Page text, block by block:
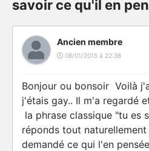
savoir ce qu'il en
Ancien membre
08/01/2015 à 22:38
Bonjour ou bonsoir Voilà
j'étais gay.. Il m'a regardé
la phrase classique "tu es
réponds tout
demandé ce qui l'en